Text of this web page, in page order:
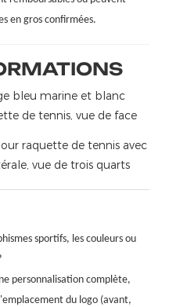
en gros confirmées.
sportifs, les couleurs ou
personnalisation complète,
du logo (avant,